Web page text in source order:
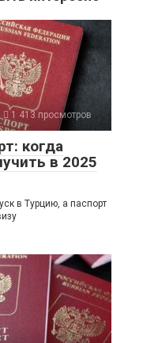
1 413 просмотров
когда
в 2025
в Турцию, а паспорт